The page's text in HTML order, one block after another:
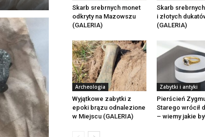
Skarb srebrnych monet
odkryty na Mazowszu
(GALERIA)
Skarb
i złotych
(GALERIA)
Archeologia
Wyjątkowe zabytki z
epoki brązu odnalezione
w Miejscu (GALERIA)
Zabytki i antyki
Pierścień
Starego wrócił
– wiemy jakie